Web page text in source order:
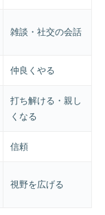
雑談・社交の会話
仲良くやる
打ち解ける・親し
くなる
信頼
視野を広げる